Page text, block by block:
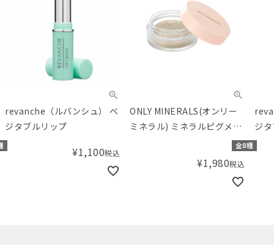
revanche（ルバンシュ） ベ
ジタブルリップ
¥1,100税込
ONLY MINERALS(オンリー
ミネラル) ミネラルピグメン
全8種
¥1,980税込
ジ